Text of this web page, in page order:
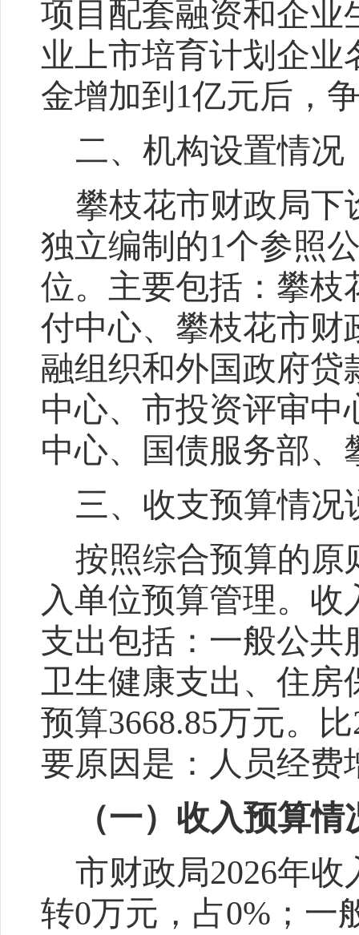
项目配套融资和企业
业上市培育计划企业
金增加到 1亿元后，
二、机构设置情况
攀枝花市财政局下
独立编制的1个参照
位。 主要包括：攀枝
付中心、 攀枝花市财
融组织和外国政府贷
中心、市投资评审中
中心、国债服务部、
三、收支预算情况
按照综合预算的原
入单位预算管理。收
支出包括：一般公共
卫生健康支出、 住房
预算3668.85万元。比
要原因是：人员经费
（一）收入预算情
市财政局2026年收
转0万元，占0% ；一